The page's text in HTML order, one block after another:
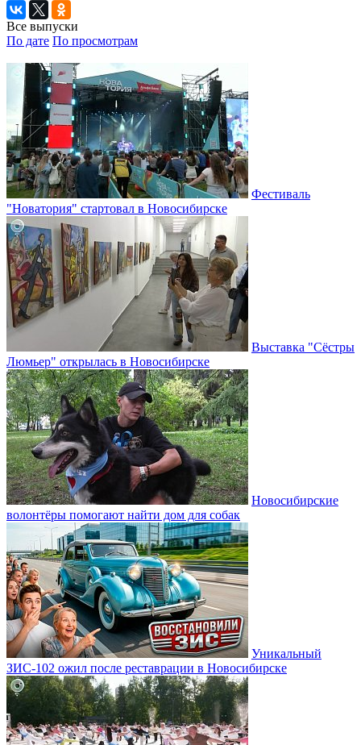
Все выпуски
По дате По просмотрам
Фестиваль
"Новатория" стартовал в Новосибирске
Выставка "Сёстры
Люмьер" открылась в Новосибирске
Новосибирские
волонтёры помогают найти дом для собак
Уникальный
ЗИС-102 ожил после реставрации в Новосибирске